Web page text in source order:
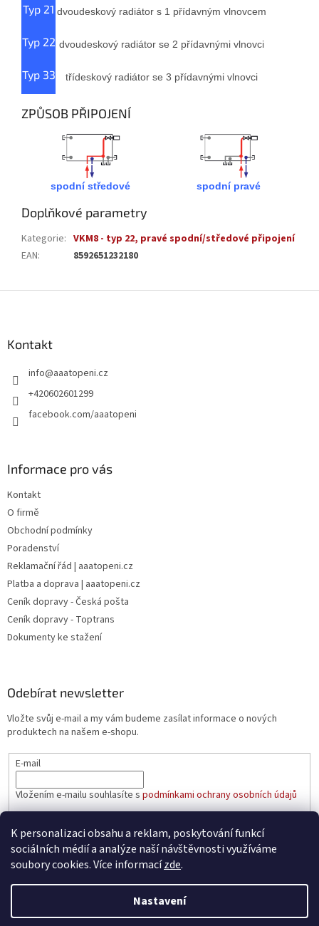
K personalizaci obsahu a reklam, poskytování funkcí
sociálních médií a analýze naší návštěvnosti využíváme
soubory cookies. Více informacízde.
Nastavení
Typ 21 dvoudeskový radiátor s 1 přídavným vlnovcem
Typ 22 dvoudeskový radiátor se 2 přídavnými vlnovci
Typ 33 třídeskový radiátor se 3 přídavnými vlnovci
ZPŮSOB PŘIPOJENÍ
spodní středové spodní pravé
Doplňkové parametry
Kategorie: VKM8 - typ 22, pravé spodní/středové připojení
EAN: 8592651232180
Kontakt
info@aaatopeni.cz
+420602601299
facebook.com/aaatopeni
Informace pro vás
Kontakt
O firmě
Obchodní podmínky
Poradenství
Reklamační řád | aaatopeni.cz
Platba a doprava | aaatopeni.cz
Ceník dopravy - Česká pošta
Ceník dopravy - Toptrans
Dokumenty ke stažení
Odebírat newsletter
Vložte svůj e-mail a my vám budeme zasílat informace o nových
produktech na našem e-shopu.
E-mail
Vložením e-mailu souhlasíte s podmínkami ochrany osobních údajů
PŘIHLÁSIT SE